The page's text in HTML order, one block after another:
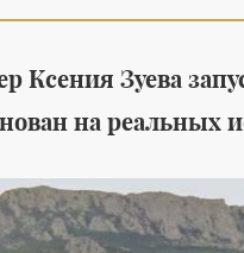
и
Marcel для
комнат от THG
Ксения Зуева
на реальных